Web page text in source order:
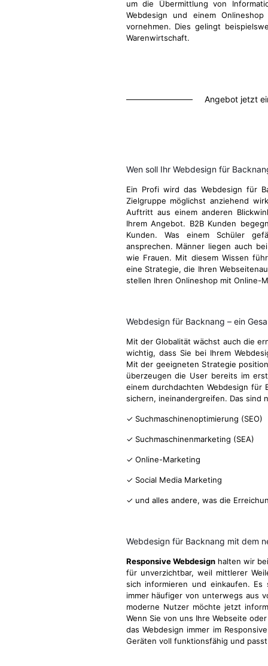
um die Übermittlung von
Webdesign und einem
vornehmen. Dies gelingt
Warenwirtschaft.
Angebot jetzt
Wen soll Ihr Webdesign für
Ein Profi wird das Webdesign für
Zielgruppe möglichst anziehend
Auftritt aus einem anderen
Ihrem Angebot. B2B Kunden
Kunden. Was einem Schüler
ansprechen. Männer liegen auch
wie Frauen. Mit diesem Wissen
eine Strategie, die Ihren
stellen Ihren Onlineshop mit Online-
Webdesign für Backnang – ein
Mit der Globalität wächst auch die
wichtig, dass Sie bei Ihrem
Mit der geeigneten Strategie
überzeugen die User bereits im
einem durchdachten Webdesign für
sichern, ineinandergreifen. Das sind
✓ Suchmaschinenoptimierung (SEO)
✓ Suchmaschinenmarketing (SEA)
✓ Online-Marketing
✓ Social Media Marketing
✓ und alles andere, was die
Webdesign für Backnang mit dem
Responsive Webdesignhalten wir
für unverzichtbar, weil mittlerer
sich informieren und einkaufen.
immer häufiger von unterwegs aus
moderne Nutzer möchte jetzt
Wenn Sie von uns Ihre Webseite
das Webdesign immer im
Geräten voll funktionsfähig und